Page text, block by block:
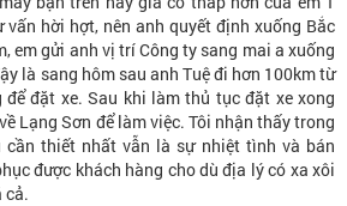
vấn hời hợt, nên anh quyết định xuống Bắc
em gửi anh vị trí Công ty sang mai a xuống
là sang hôm sau anh Tuệ đi hơn 100km từ
để đặt xe. Sau khi làm thủ tục đặt xe xong
Lạng Sơn để làm việc. Tôi nhận thấy trong
cần thiết nhất vẫn là sự nhiệt tình và bán
được khách hàng cho dù địa lý có xa xôi
cả.